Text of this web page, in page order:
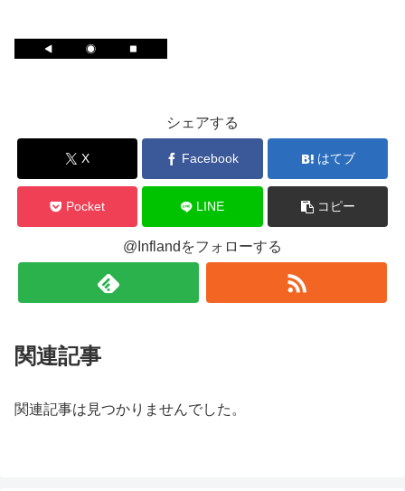
シェアする
X Facebook はてブ
Pocket LINE コピー
@Inflandをフォローする
関連記事
関連記事は見つかりませんでした。